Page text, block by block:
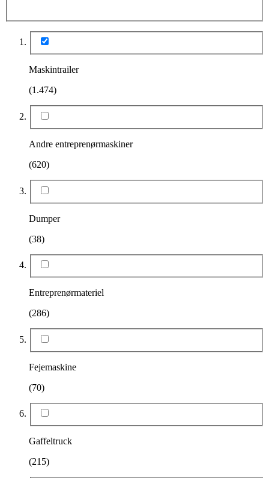
Maskintrailer
(1.474)
Andre entreprenørmaskiner
(620)
Dumper
(38)
Entreprenørmateriel
(286)
Fejemaskine
(70)
Gaffeltruck
(215)